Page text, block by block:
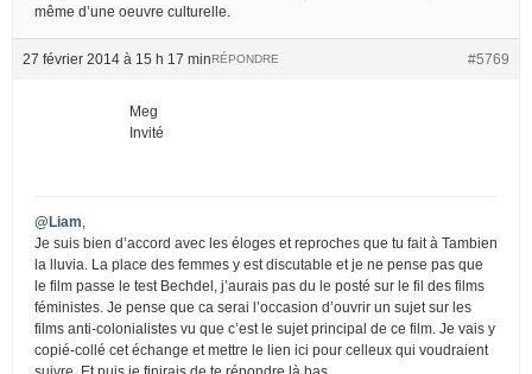
même d’une oeuvre culturelle.
27 février 2014 à 15 h 17 min #5769
RÉPONDRE
Meg
Invité
@Liam
Je suis bien d’accord avec les éloges et reproches que tu fait à Tambien
la lluvia. La place des femmes y est discutable et je ne pense pas que
le film passe le test Bechdel, j’aurais pas du le posté sur le fil des films
féministes. Je pense que ca serai l’occasion d’ouvrir un sujet sur les
films anti-colonialistes vu que c’est le sujet principal de ce film. Je vais y
copié-collé cet échange et mettre le lien ici pour celleux qui voudraient